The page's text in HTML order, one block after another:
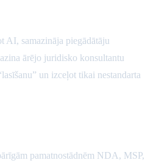
AI, samazināja piegādātāju
ārējo juridisko konsultantu
un izceļot tikai nestandarta
pamatnostādnēm NDA, MSP,